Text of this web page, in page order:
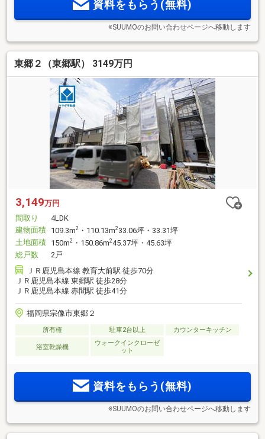
資料をもらう(無料)
※SUUMOのお問い合わせページへ移動します
東郷２（東郷駅） 3149万円
3,149万円
間取り
4LDK
建物面積 109.3m2 ・110.13m2 33.06坪・33.31坪
土地面積 150m2 ・150.86m245.37坪・45.63坪
総戸数
2戸
ＪＲ鹿児島本線 教育大前駅 徒歩70分
ＪＲ鹿児島本線 東郷駅 徒歩28分
ＪＲ鹿児島本線 赤間駅 徒歩41分
福岡県宗像市東郷２
所有権 駐車2台以上 カウンターキッチン
浴室乾燥機
ウォークインクローゼ
ット
資料をもらう(無料)
※SUUMOのお問い合わせページへ移動します